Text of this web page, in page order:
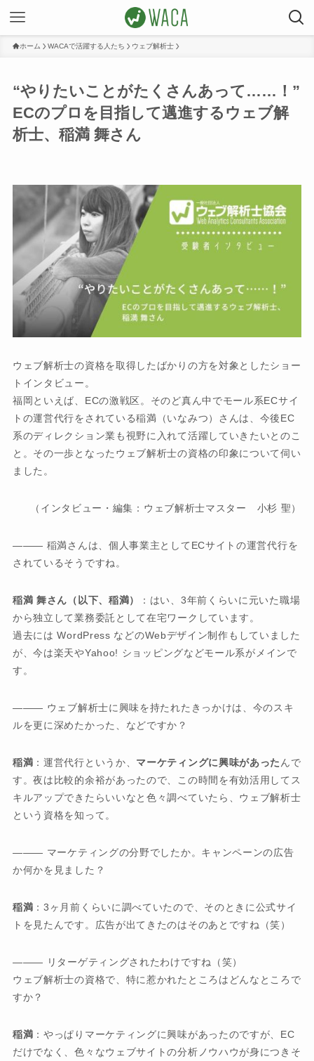
ホーム WACAで活躍する人たち ウェブ解析士
“やりたいことがたくさんあって……！”
ECのプロを目指して邁進するウェブ解
析士、稲満 舞さん
ウェブ解析士の資格を取得したばかりの方を対象としたショー
トインタビュー。
福岡といえば、ECの激戦区。そのど真ん中でモール系ECサイ
トの運営代行をされている稲満（いなみつ）さんは、今後EC
系のディレクション業も視野に入れて活躍していきたいとのこ
と。その一歩となったウェブ解析士の資格の印象について伺い
ました。
（インタビュー・編集：ウェブ解析士マスター 小杉 聖）
――― 稲満さんは、個人事業主としてECサイトの運営代行を
されているそうですね。
稲満 舞さん（以下、稲満）
：はい、3年前くらいに元いた職場
から独立して業務委託として在宅ワークしています。
過去には WordPress などのWebデザイン制作もしていました
が、今は楽天やYahoo! ショッピングなどモール系がメインで
す。
――― ウェブ解析士に興味を持たれたきっかけは、今のスキ
ルを更に深めたかった、などですか？
稲満 ：運営代行というか、 マーケティングに興味があった んで
す。夜は比較的余裕があったので、この時間を有効活用してス
キルアップできたらいいなと色々調べていたら、ウェブ解析士
という資格を知って。
――― マーケティングの分野でしたか。キャンペーンの広告
か何かを見ました？
稲満 ：3ヶ月前くらいに調べていたので、そのときに公式サイ
トを見たんです。広告が出てきたのはそのあとですね（笑）
――― リターゲティングされたわけですね（笑）
ウェブ解析士の資格で、特に惹かれたところはどんなところで
すか？
稲満 ：やっぱりマーケティングに興味があったのですが、EC
だけでなく、色々なウェブサイトの分析ノウハウが身につきそ